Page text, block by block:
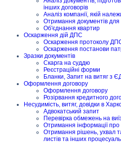
інших договорів
Аналіз компанії, якій
Отримання документів для
Об'єднання квартир
Оскарження дій ДПС
Оскарження протоколу
Оскарження постанови
Зразки документів
Скарга на суддю
Реєстраційні форми
Бланки, Запит на витяг з
Оформлення договору
Оформлення договору
Розірвання кредитного
Несудимість, витяг, довідки в
Адвокатський запит
Перевірка обмежень на
Отримання інформації про
Отримання рішень, ухвал
листів та інших